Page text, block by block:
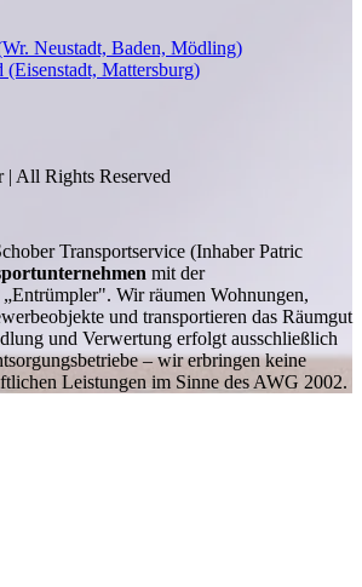
Neustadt, Baden, Mödling)
(Eisenstadt, Mattersburg)
| All Rights Reserved
Transportservice (Inhaber Patric
mit der
Wir räumen Wohnungen,
und transportieren das Räumgut
und Verwertung erfolgt ausschließlich
– wir erbringen keine
Leistungen im Sinne des AWG 2002.